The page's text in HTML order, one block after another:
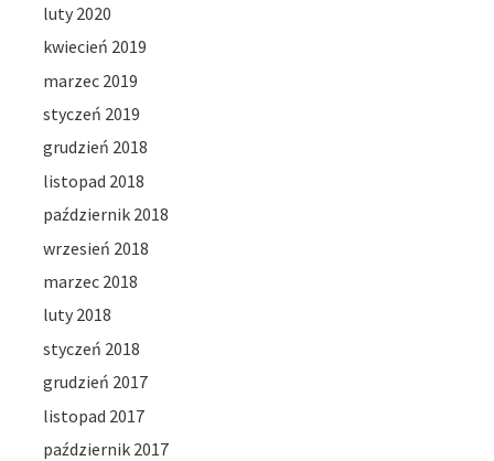
luty 2020
kwiecień 2019
marzec 2019
styczeń 2019
grudzień 2018
listopad 2018
październik 2018
wrzesień 2018
marzec 2018
luty 2018
styczeń 2018
grudzień 2017
listopad 2017
październik 2017